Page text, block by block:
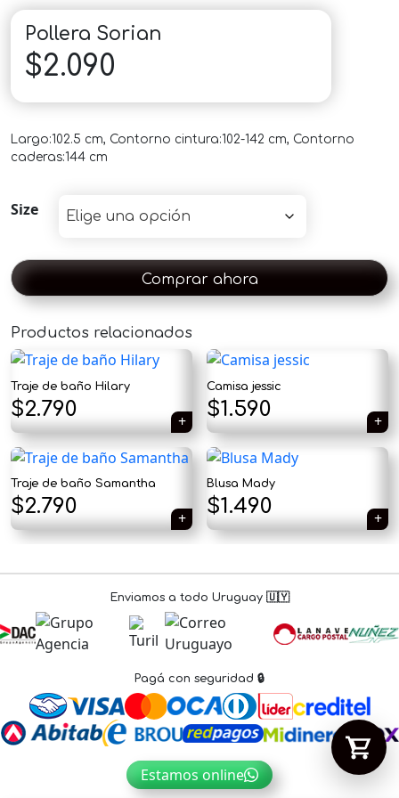
Pollera Sorian
$2.090
Largo:102.5 cm, Contorno cintura:102-142 cm, Contorno
caderas:144 cm
Size
Comprar ahora
Productos relacionados
Traje de baño Hilary
$2.790
Camisa jessic
El
precio
original
era:
$1.890.
$1.590El
precio
actual
es:
$1.590.
Traje de baño Samantha
$2.790
Blusa Mady
El
precio
original
era:
$1.890.
$1.490El
precio
actual
es:
$1.490.
Enviamos a todo Uruguay 🇺🇾
Pagá con seguridad 🔒
Estamos online
Tu carrito está vacío.
Agregá un producto y aparecerá acá
automáticamente.